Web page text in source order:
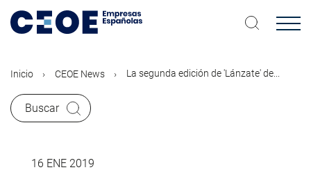
contenido
Inicio CEOE News La segunda edición de 'Lánzate' de...
Buscar
16 ENE 2019